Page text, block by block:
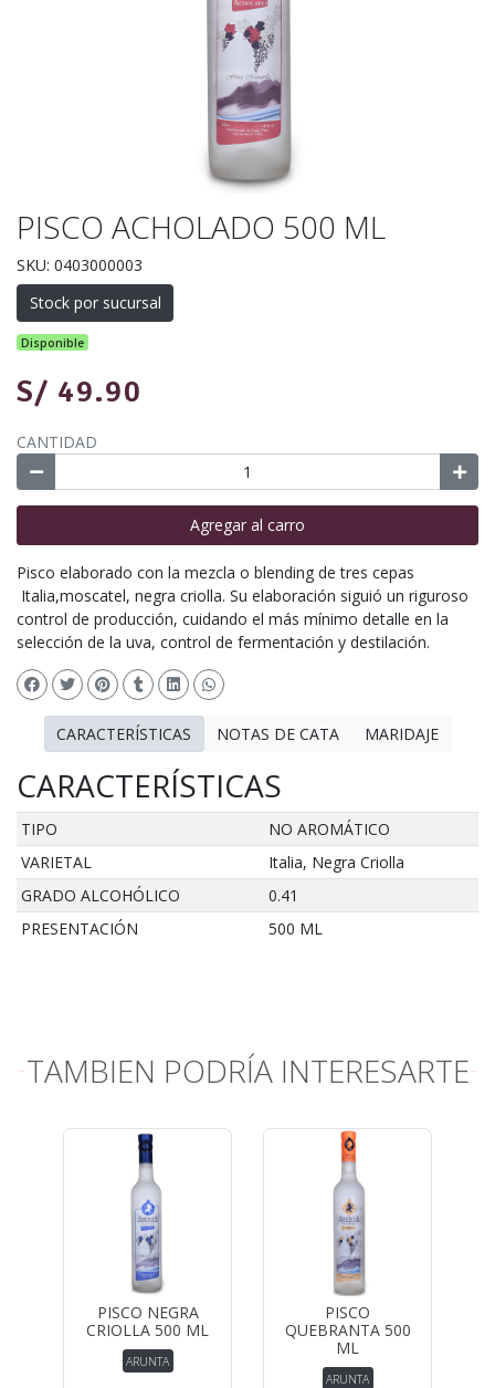
PISCO ACHOLADO 500 ML
SKU: 0403000003
Stock por sucursal
Disponible
S/ 49.90
CANTIDAD
Agregar al carro
Pisco elaborado con la mezcla o blending de tres cepas
Italia,moscatel, negra criolla. Su elaboración siguió un riguroso
control de producción, cuidando el más mínimo detalle en la
selección de la uva, control de fermentación y destilación.
CARACTERÍSTICAS
TIPO
NO AROMÁTICO
VARIETAL
Italia, Negra Criolla
GRADO ALCOHÓLICO
0.41
PRESENTACIÓN
500 ML
CARACTERÍSTICAS NOTAS DE CATA MARIDAJE
TAMBIEN PODRÍA INTERESARTE
PISCO NEGRA
CRIOLLA 500 ML
ARUNTA
PISCO
QUEBRANTA 500
ML
ARUNTA